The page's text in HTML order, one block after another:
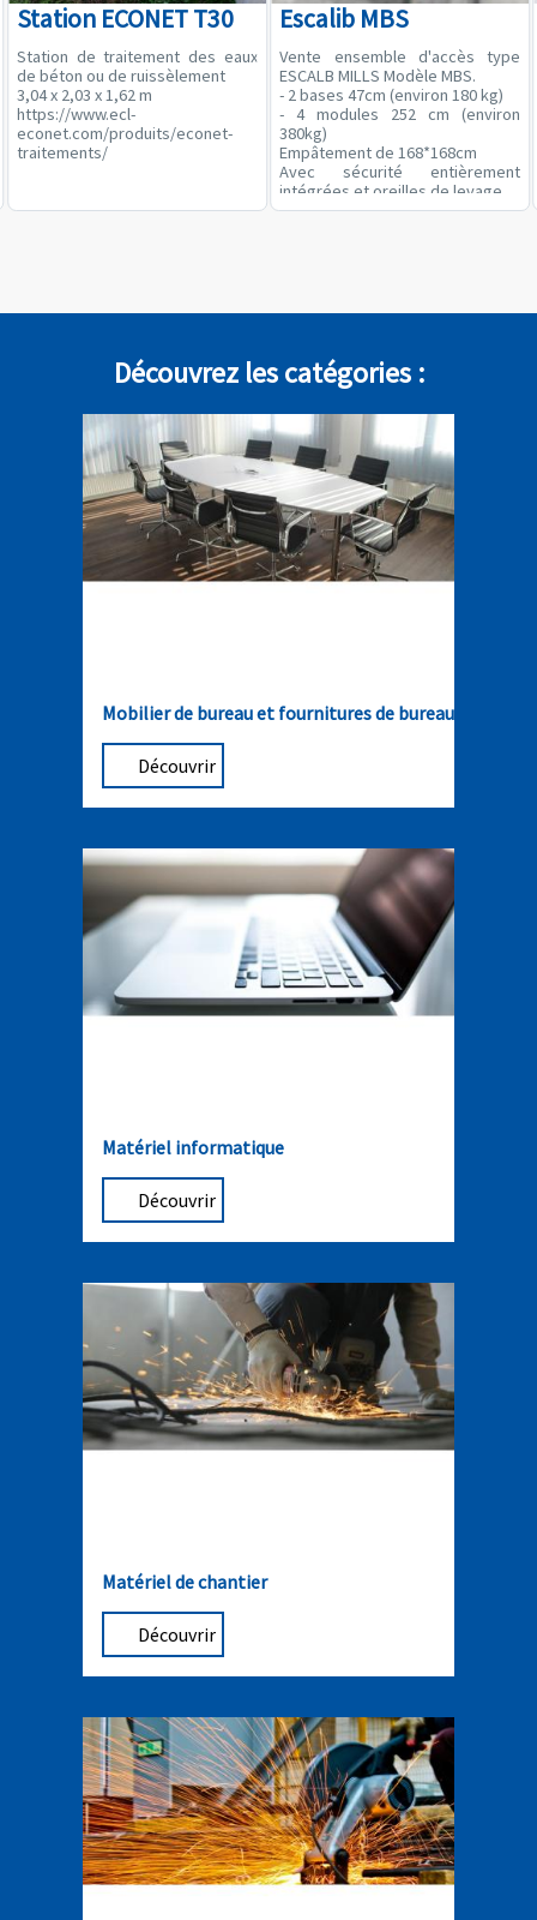
Station ECONET T30
Station de traitement des eaux
de béton ou de ruissèlement
3,04 x 2,03 x 1,62 m
https://www.ecl-
econet.com/produits/econet-
traitements/
Escalib MBS
Vente ensemble d'accès type
ESCALB MILLS Modèle MBS.
- 2 bases 47cm (environ 180 kg)
- 4 modules 252 cm (environ
380kg)
Empâtement de 168*168cm
Avec sécurité entièrement
intégrées et oreilles de levage
Possibilité de faire 2 accès ou 1
Découvrez les catégories :
Mobilier de bureau et fournitures de bureau
Découvrir
Matériel informatique
Découvrir
Matériel de chantier
Découvrir